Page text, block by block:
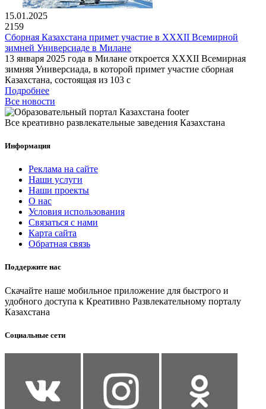
15.01.2025
2159
Сборная Казахстана примет участие в XXXII Всемирной
зимней Универсиаде в Милане
13 января 2025 года в Милане откроется XXXII Всемирная
зимняя Универсиада, в которой примет участие сборная
Казахстана, состоящая из 103 с
Подробнее
Все новости
Все креативно развлекательные заведения Казахстана
Информация
Реклама на сайте
Наши услуги
Наши проекты
О нас
Условия использования
Связаться с нами
Карта сайта
Обратная связь
Поддержите нас
Скачайте наше мобильное приложение для быстрого и
удобного доступа к Креативно Развлекательному порталу
Казахстана
Социальные сети